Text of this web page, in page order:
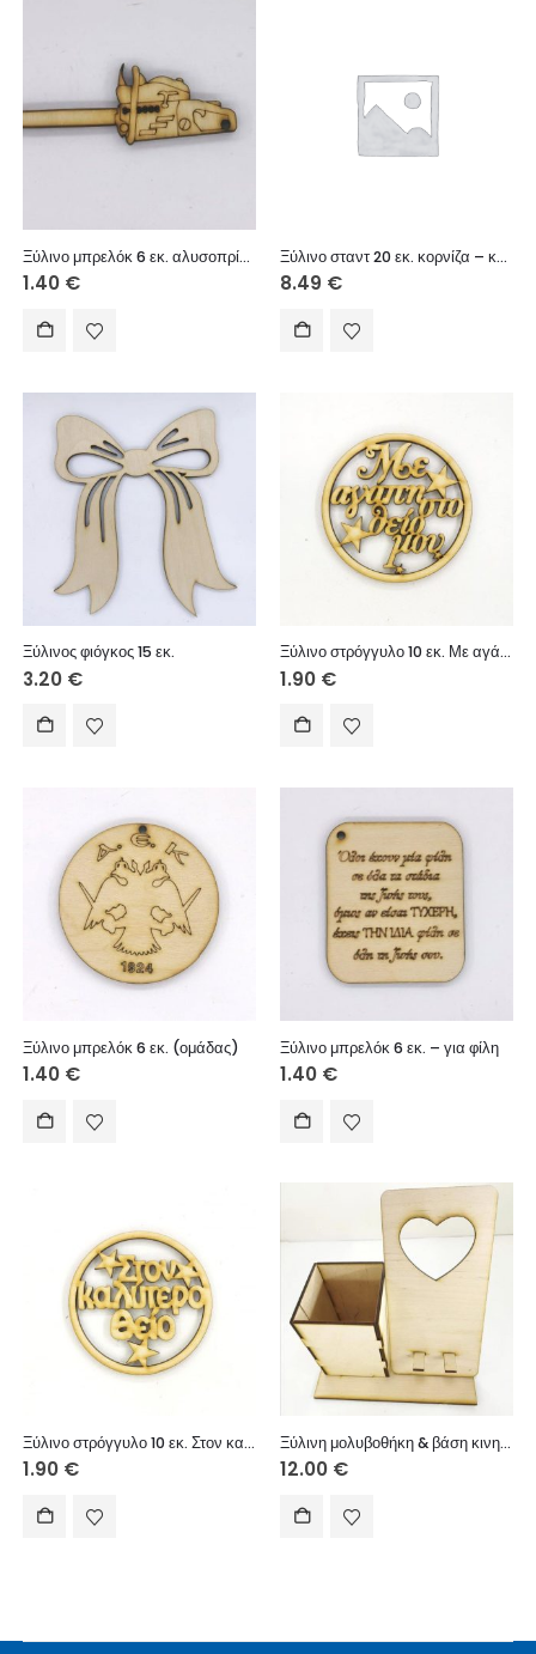
Ξύλινο μπρελόκ 6 εκ. αλυσοπρίονο
1.40 €
Ξύλινο σταντ 20 εκ. κορνίζα – καθρέπτης
8.49 €
Ξύλινος φιόγκος 15 εκ.
3.20 €
Ξύλινο στρόγγυλο 10 εκ. Με αγάπη στο θείο μου
1.90 €
Ξύλινο μπρελόκ 6 εκ. (ομάδας)
1.40 €
Ξύλινο μπρελόκ 6 εκ. – για φίλη
1.40 €
Ξύλινο στρόγγυλο 10 εκ. Στον καλύτερο θείο
1.90 €
Ξύλινη μολυβοθήκη & βάση κινητού (Καρδιά διάτρητη)
12.00 €